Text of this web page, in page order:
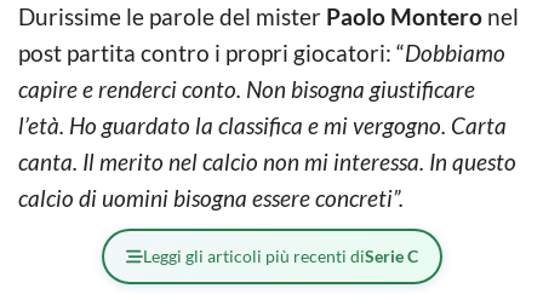
Durissime le parole del mister Paolo Montero nel
post partita contro i propri giocatori: “Dobbiamo
capire e renderci conto. Non bisogna giustificare
l’età. Ho guardato la classifica e mi vergogno. Carta
canta. Il merito nel calcio non mi interessa. In questo
calcio di uomini bisogna essere concreti”.
Leggi gli articoli più recenti diSerie C